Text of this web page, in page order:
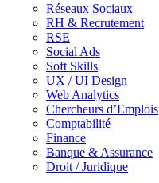
Réseaux Sociaux
RH & Recrutement
RSE
Social Ads
Soft Skills
UX / UI Design
Web Analytics
Chercheurs d’Emplois
Comptabilité
Finance
Banque & Assurance
Droit / Juridique